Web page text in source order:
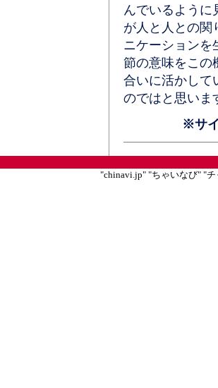
んでいるように
が人と人との関
ニケーションを
節の意味をこの
合いに活かして
のではと思いま
※サ
"chinavi.jp" "ちゃいなび" "